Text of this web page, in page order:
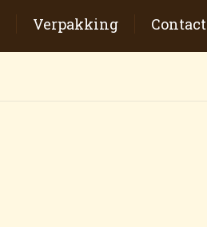
Verpakking Contact